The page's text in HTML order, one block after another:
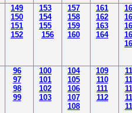
149
150
151
152
153
154
155
156
157
158
159
160
161
162
163
164
96
97
98
99
100
101
102
103
104
105
106
107
108
109
110
111
112